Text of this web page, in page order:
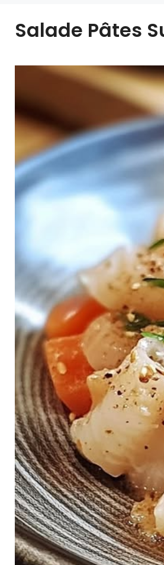
Salade Pâtes